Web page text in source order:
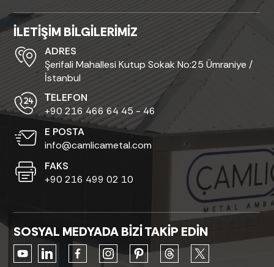
İLETİŞİM BİLGİLERİMİZ
ADRES
Şerifali Mahallesi Kutup Sokak No:25 Ümraniye /
İstanbul
ТELEFON
+90 216 466 64 45 - 46
E POSTA
info@camlicametal.com
FAKS
+90 216 499 02 10
SOSYAL MEDYADA BİZİ TAKİP EDİN